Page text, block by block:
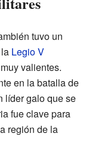
tuvo un
Legio V
valientes.
en la batalla de
líder galo que se
fue clave para
región de la